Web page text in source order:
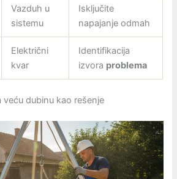
Vazduh u
sistemu
Isključite
napajanje odmah
Električni
kvar
Identifikacija
izvora problema
veću dubinu kao rešenje